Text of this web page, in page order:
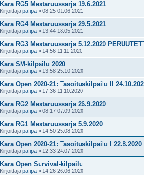
Kara RG5 Mestaruussarja 19.6.2021
Kirjoittaja pafipa » 08:25 01.06.2021
Kara RG4 Mestaruussarja 29.5.2021
Kirjoittaja pafipa » 13:44 18.05.2021
Kara RG3 Mestaruussarja 5.12.2020
Kirjoittaja pafipa » 14:56 11.11.2020
Kara SM-kilpailu 2020
Kirjoittaja pafipa » 13:58 25.10.2020
Kara Open 2020-21: Tasoituskilpailu II
Kirjoittaja pafipa » 17:36 11.10.2020
Kara RG2 Mestaruussarja 26.9.2020
Kirjoittaja pafipa » 08:17 07.09.2020
Kara RG1 Mestaruussarja 5.9.2020
Kirjoittaja pafipa » 14:50 25.08.2020
Kara Open 2020-21: Tasoituskilpailu I 22.8.2020
Kirjoittaja pafipa » 12:33 24.07.2020
Kara Open Survival-kilpailu
Kirjoittaja pafipa » 14:26 26.06.2020